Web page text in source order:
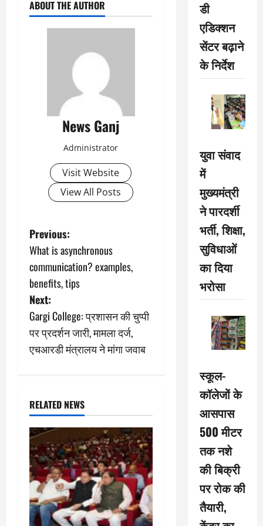
ABOUT THE AUTHOR
News Ganj
Administrator
Visit Website
View All Posts
P
o
s
t
n
a
i
g
a
t
i
Previous:
What is asynchronous
communication? examples,
benefits, tips
Next:
Gargi College: प्रशासन की चुप्पी
पर प्रदर्शन जारी, मामला दर्ज,
एचआरडी मंत्रालय ने मांगा जवाब
RELATED NEWS
डी
एडिक्शन
सेंटर बढ़ाने
के निर्देश
युवा संवाद
में
मुख्यमंत्री
ने पारदर्शी
भर्ती, शिक्षा,
सुविधाओं
का दिया
भरोसा
स्कूल-
कॉलेजों के
आसपास
500 मीटर
तक नशे
की बिक्री
पर रोक की
तैयारी,